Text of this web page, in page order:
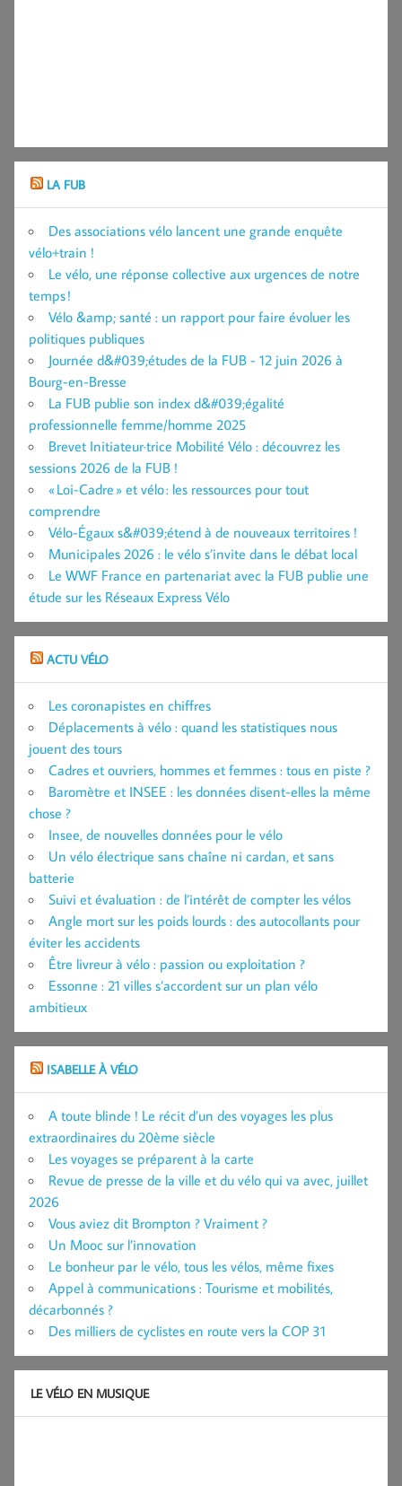
LA FUB
Des associations vélo lancent une grande enquête
vélo+train !
Le vélo, une réponse collective aux urgences de notre
temps !
Vélo &amp; santé : un rapport pour faire évoluer les
politiques publiques
Journée d&#039;études de la FUB - 12 juin 2026 à
Bourg-en-Bresse
La FUB publie son index d&#039;égalité
professionnelle femme/homme 2025
Brevet Initiateur·trice Mobilité Vélo : découvrez les
sessions 2026 de la FUB !
« Loi-Cadre » et vélo : les ressources pour tout
comprendre
Vélo-Égaux s&#039;étend à de nouveaux territoires !
Municipales 2026 : le vélo s’invite dans le débat local
Le WWF France en partenariat avec la FUB publie une
étude sur les Réseaux Express Vélo
ACTU VÉLO
Les coronapistes en chiffres
Déplacements à vélo : quand les statistiques nous
jouent des tours
Cadres et ouvriers, hommes et femmes : tous en piste ?
Baromètre et INSEE : les données disent-elles la même
chose ?
Insee, de nouvelles données pour le vélo
Un vélo électrique sans chaîne ni cardan, et sans
batterie
Suivi et évaluation : de l’intérêt de compter les vélos
Angle mort sur les poids lourds : des autocollants pour
éviter les accidents
Être livreur à vélo : passion ou exploitation ?
Essonne : 21 villes s’accordent sur un plan vélo
ambitieux
ISABELLE À VÉLO
A toute blinde ! Le récit d’un des voyages les plus
extraordinaires du 20ème siècle
Les voyages se préparent à la carte
Revue de presse de la ville et du vélo qui va avec, juillet
2026
Vous aviez dit Brompton ? Vraiment ?
Un Mooc sur l’innovation
Le bonheur par le vélo, tous les vélos, même fixes
Appel à communications : Tourisme et mobilités,
décarbonnés ?
Des milliers de cyclistes en route vers la COP 31
LE VÉLO EN MUSIQUE